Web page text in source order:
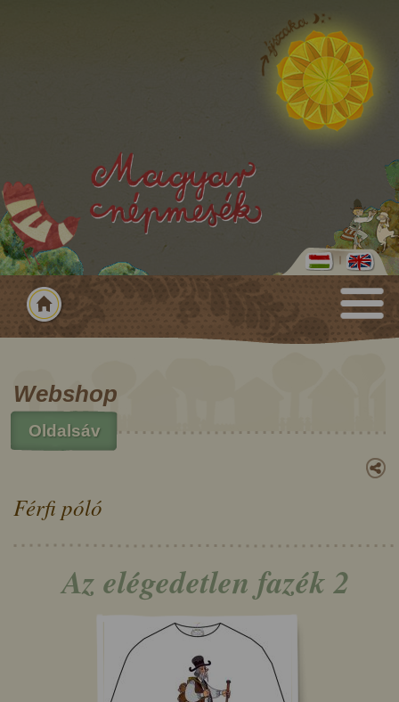
Webshop
Oldalsáv
Férfi póló
Az elégedetlen fazék 2